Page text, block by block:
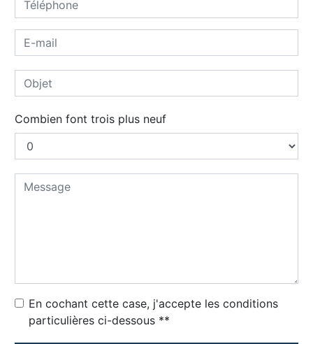
Combien font trois plus neuf
En cochant cette case, j'accepte les conditions
particulières ci-dessous **